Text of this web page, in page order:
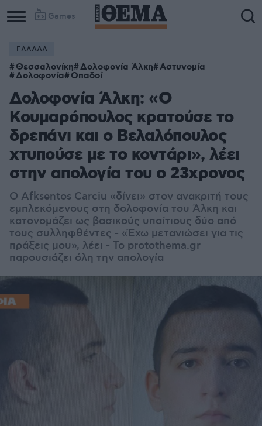
Games
ΕΛΛΑΔΑ
Θεσσαλονίκη Δολοφονία Άλκη Αστυνομία
Δολοφονία Οπαδοί
Δολοφονία Άλκη: «Ο
Κουμαρόπουλος κρατούσε το
δρεπάνι και ο Βελαλόπουλος
χτυπούσε με το κοντάρι», λέει
στην απολογία του ο 23χρονος
Ο Afksentos Carciu «δίνει» στον ανακριτή τους
εμπλεκόμενους στη δολοφονία του Άλκη και
κατονομάζει ως βασικούς υπαίτιους δύο από
τους συλληφθέντες - «Έχω μετανιώσει για τις
πράξεις μου», λέει - Το protothema.gr
παρουσιάζει όλη την απολογία